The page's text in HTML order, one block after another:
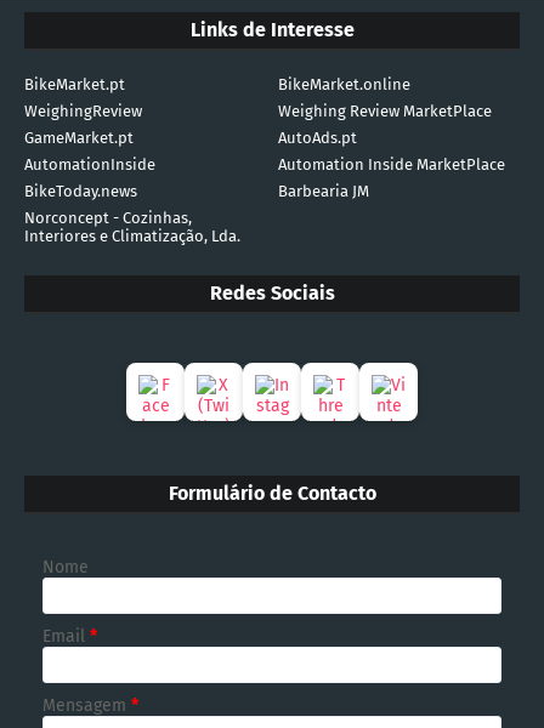
Links de Interesse
BikeMarket.pt
BikeMarket.online
WeighingReview
Weighing Review MarketPlace
GameMarket.pt
AutoAds.pt
AutomationInside
Automation Inside MarketPlace
BikeToday.news
Barbearia JM
Norconcept - Cozinhas,
Interiores e Climatização, Lda.
Redes Sociais
Formulário de Contacto
Nome
Email *
Mensagem *